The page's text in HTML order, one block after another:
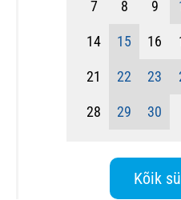
7 8 9
14 15 16
21 22 23
28 29 30
Kõik